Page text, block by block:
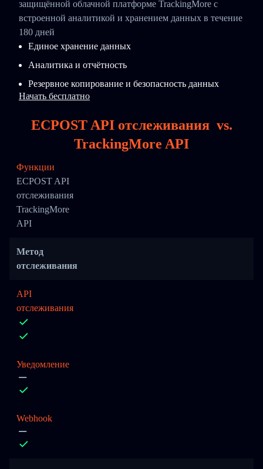
защищённой облачной платформе TrackingMore с
встроенной аналитикой и хранением данных в течение
180 дней
Единое хранение данных
Аналитика и отчётность
Резервное копирование и безопасность данных
Начать бесплатно
ECPOST API отслеживания vs.
TrackingMore API
Функции
ECPOST API
отслеживания
TrackingMore
API
Метод
отслеживания
API
отслеживания
Уведомление
Webhook